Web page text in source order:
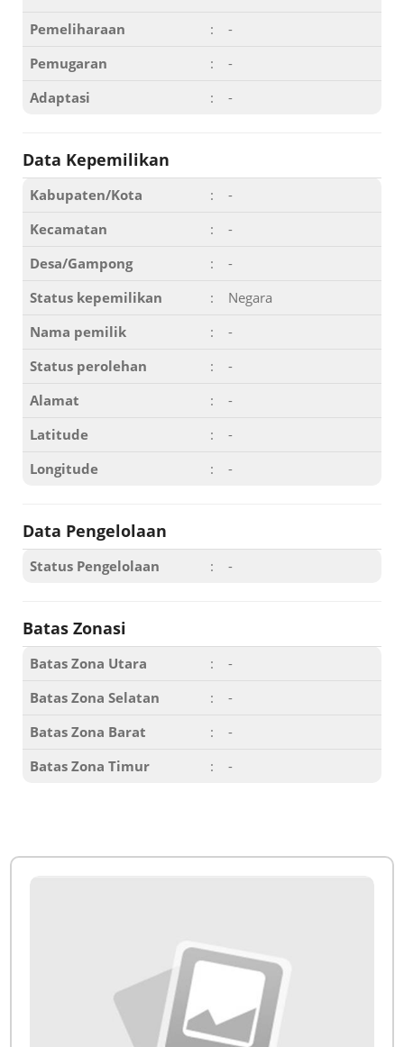
Pemeliharaan
:
-
Pemugaran
:
-
Adaptasi
: -
Data Kepemilikan
Kabupaten/Kota :
-
Kecamatan
:
-
Desa/Gampong
:
-
Status kepemilikan
:
Negara
Nama pemilik
:
-
Status perolehan
:
-
Alamat
:
-
Latitude
:
-
Longitude
: -
Data Pengelolaan
Status Pengelolaan : -
Batas Zonasi
Batas Zona Utara :
-
Batas Zona Selatan
:
-
Batas Zona Barat
:
-
Batas Zona Timur
: -